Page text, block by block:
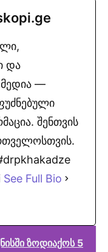
და
—
შენთვის
See Full Bio
ზოდიაქოს 5